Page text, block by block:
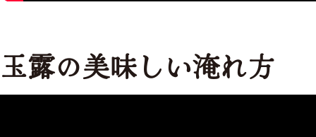
玉露の美味しい淹れ方